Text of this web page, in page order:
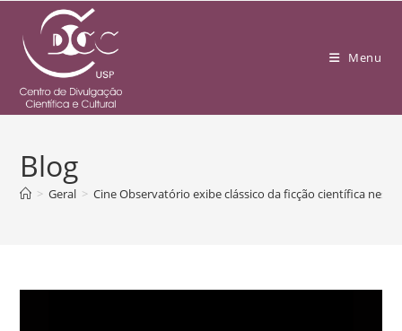
Menu
Blog
> Geral > Cine Observatório exibe clássico da ficção científica